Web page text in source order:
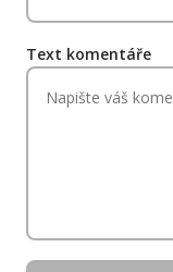
Text komentáře